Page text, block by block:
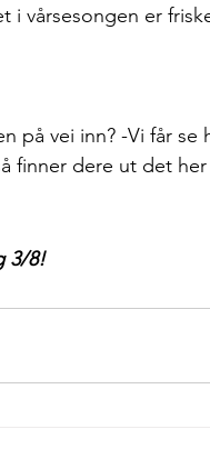
vårsesongen er
på vei inn? -Vi får se
finner dere ut det
3/8!